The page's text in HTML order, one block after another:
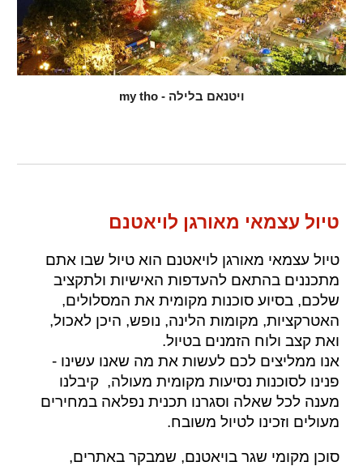
ויטנאם בלילה - my tho
טיול עצמאי מאורגן לויאטנם
טיול עצמאי מאורגן לויאטנם הוא טיול שבו אתם
מתכננים בהתאם להעדפות האישיות ולתקציב
שלכם, בסיוע סוכנות מקומית את המסלולים,
האטרקציות, מקומות הלינה, נופש, היכן לאכול,
ואתקצב ולוח הזמנים בטיול.
אנו ממליצים לכם לעשות את מה שאנו עשינו -
פנינו לסוכנות נסיעות מקומית מעולה, קיבלנו
מענה לכל שאלה וסגרנו תכנית נפלאה במחירים
מעולים וזכינו לטיול משובח.
סוכן מקומי שגר בויאטנם, שמבקר באתרים,